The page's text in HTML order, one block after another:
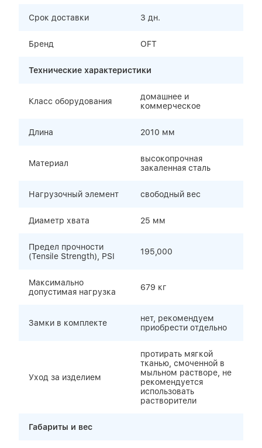
Срок доставки 3 дн.
Бренд OFT
Технические характеристики
Класс оборудования
домашнее и
коммерческое
Длина 2010 мм
Материал
высокопрочная
закаленная сталь
Нагрузочный элемент свободный вес
Диаметр хвата 25 мм
Предел прочности
(Tensile Strength), PSI
195,000
Максимально
допустимая нагрузка
679 кг
Замки в комплекте
нет, рекомендуем
приобрести отдельно
Уход за изделием
протирать мягкой
тканью, смоченной в
мыльном растворе, не
рекомендуется
использовать
растворители
Габариты и вес